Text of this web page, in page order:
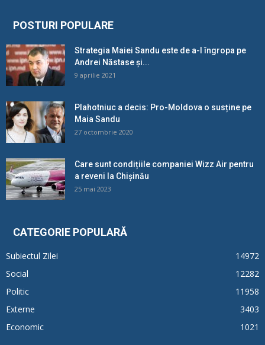
POSTURI POPULARE
Strategia Maiei Sandu este de a-l îngropa pe
Andrei Năstase și...
9 aprilie 2021
Plahotniuc a decis: Pro-Moldova o susține pe
Maia Sandu
27 octombrie 2020
Care sunt condițiile companiei Wizz Air pentru
a reveni la Chișinău
25 mai 2023
CATEGORIE POPULARĂ
Subiectul Zilei
14972
Social
12282
Politic
11958
Externe
3403
Economic
1021